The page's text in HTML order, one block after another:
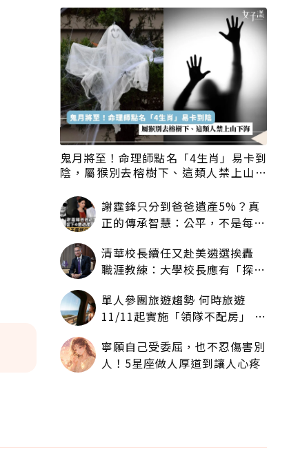
鬼月將至！命理師點名「4生肖」易卡到
陰，屬猴別去榕樹下、這類人禁上山下
謝霆鋒只分到爸爸遺產5%？真
正的傳承智慧：公平，不是每個
清華校長續任又赴美遴選挨轟
職涯教練：大學校長應有「探
單人參團旅遊趨勢 何時旅遊
11/11起實施「領隊不配房」 落
寧願自己受委屈，也不忍傷害別
人！5星座做人厚道到讓人心疼